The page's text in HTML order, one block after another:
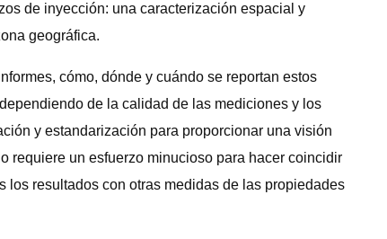
de inyección: una caracterización espacial y
geográfica.
cómo, dónde y cuándo se reportan estos
de la calidad de las mediciones y los
y estandarización para proporcionar una visión
requiere un esfuerzo minucioso para hacer coincidir
los resultados con otras medidas de las propiedades